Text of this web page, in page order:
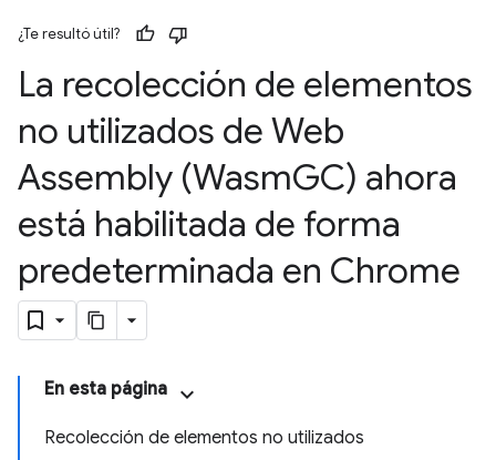
¿Te resultó útil?
La recolección de elementos
no utilizados de Web
Assembly (WasmGC) ahora
está habilitada de forma
predeterminada en Chrome
En esta página
Recolección de elementos no utilizados